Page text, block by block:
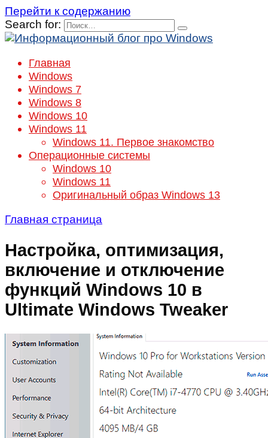
Перейти к содержанию
Search for:
Главная
Windows
Windows 7
Windows 8
Windows 10
Windows 11
Windows 11. Первое знакомство
Операционные системы
Windows 10
Windows 11
Оригинальный образ Windows 13
Главная страница
Настройка, оптимизация,
включение и отключение
функций Windows 10 в
Ultimate Windows Tweaker